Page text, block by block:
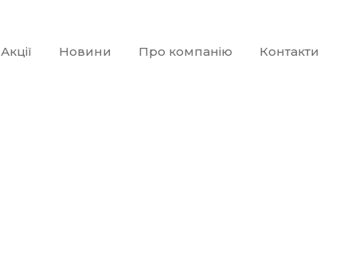
Акції Новини Про компанію Контакти